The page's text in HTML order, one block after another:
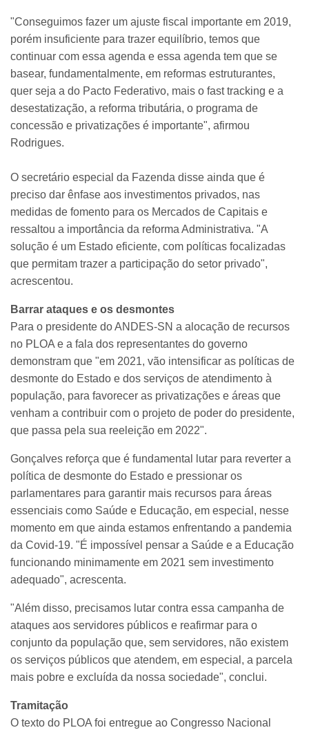
"Conseguimos fazer um ajuste fiscal importante em 2019,
porém insuficiente para trazer equilíbrio, temos que
continuar com essa agenda e essa agenda tem que se
basear, fundamentalmente, em reformas estruturantes,
quer seja a do Pacto Federativo, mais o fast tracking e a
desestatização, a reforma tributária, o programa de
concessão e privatizações é importante", afirmou
Rodrigues.
O secretário especial da Fazenda disse ainda que é
preciso dar ênfase aos investimentos privados, nas
medidas de fomento para os Mercados de Capitais e
ressaltou a importância da reforma Administrativa. "A
solução é um Estado eficiente, com políticas focalizadas
que permitam trazer a participação do setor privado",
acrescentou.
Barrar ataques e os desmontes
Para o presidente do ANDES-SN a alocação de recursos
no PLOA e a fala dos representantes do governo
demonstram que "em 2021, vão intensificar as políticas de
desmonte do Estado e dos serviços de atendimento à
população, para favorecer as privatizações e áreas que
venham a contribuir com o projeto de poder do presidente,
que passa pela sua reeleição em 2022".
Gonçalves reforça que é fundamental lutar para reverter a
política de desmonte do Estado e pressionar os
parlamentares para garantir mais recursos para áreas
essenciais como Saúde e Educação, em especial, nesse
momento em que ainda estamos enfrentando a pandemia
da Covid-19. "É impossível pensar a Saúde e a Educação
funcionando minimamente em 2021 sem investimento
adequado", acrescenta.
"Além disso, precisamos lutar contra essa campanha de
ataques aos servidores públicos e reafirmar para o
conjunto da população que, sem servidores, não existem
os serviços públicos que atendem, em especial, a parcela
mais pobre e excluída da nossa sociedade", conclui.
Tramitação
O texto do PLOA foi entregue ao Congresso Nacional